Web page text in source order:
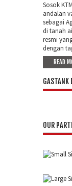
Sosok
andalan
sebagai
di tanah
resmi
dengan
READ
GASTANK
OUR